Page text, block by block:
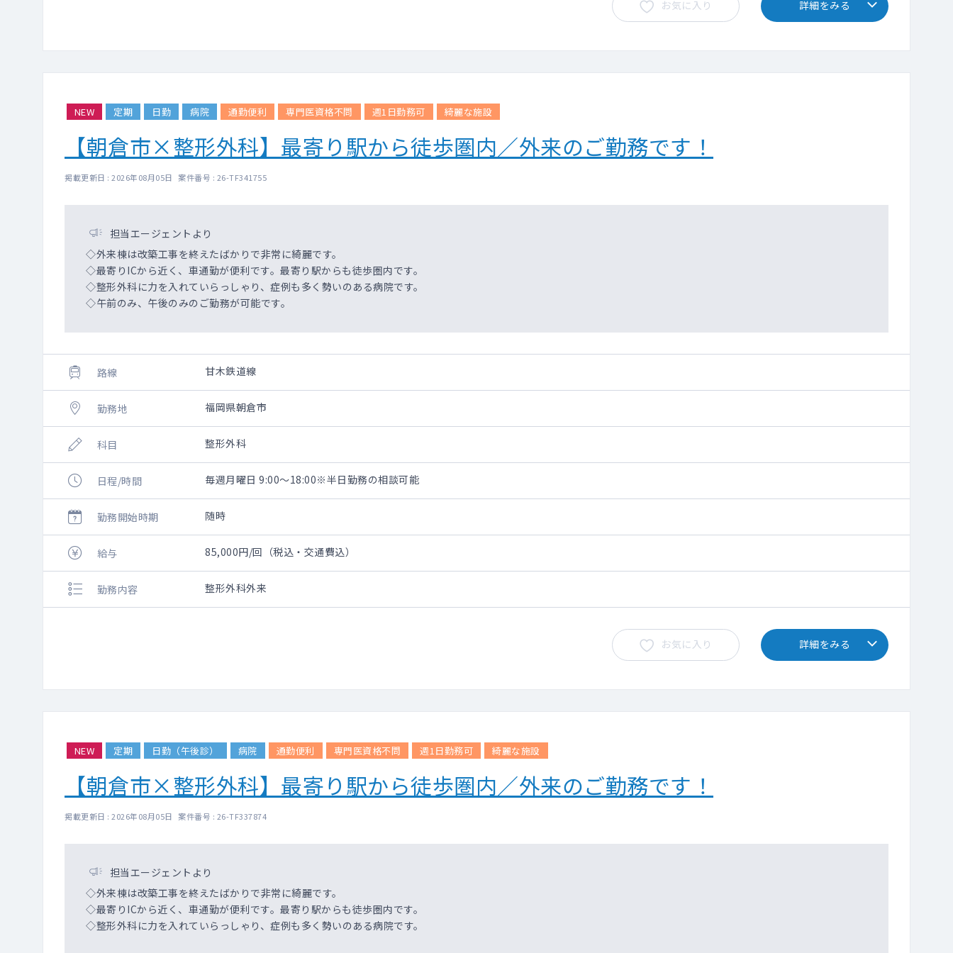
お気に入り 詳細をみる
NEW 定期 日勤 病院 通勤便利 専門医資格不問 週1日勤務可 綺麗な施設
【朝倉市×整形外科】最寄り駅から徒歩圏内／外来のご勤務です！
掲載更新日 : 2026年08月05日 案件番号 : 26-TF341755
担当エージェントより
◇外来棟は改築工事を終えたばかりで非常に綺麗です。
◇最寄りICから近く、車通勤が便利です。最寄り駅からも徒歩圏内です。
◇整形外科に力を入れていらっしゃり、症例も多く勢いのある病院です。
◇午前のみ、午後のみのご勤務が可能です。
路線 甘木鉄道線
勤務地 福岡県朝倉市
科目 整形外科
日程/時間 毎週月曜日 9:00～18:00※半日勤務の相談可能
勤務開始時期 随時
給与 85,000円/回（税込・交通費込）
勤務内容 整形外科外来
お気に入り 詳細をみる
NEW 定期 日勤（午後診） 病院 通勤便利 専門医資格不問 週1日勤務可 綺麗な施設
【朝倉市×整形外科】最寄り駅から徒歩圏内／外来のご勤務です！
掲載更新日 : 2026年08月05日 案件番号 : 26-TF337874
担当エージェントより
◇外来棟は改築工事を終えたばかりで非常に綺麗です。
◇最寄りICから近く、車通勤が便利です。最寄り駅からも徒歩圏内です。
◇整形外科に力を入れていらっしゃり、症例も多く勢いのある病院です。